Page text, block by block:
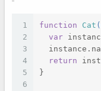
1
2
3
4
5
6
function Cat (
var
return
}